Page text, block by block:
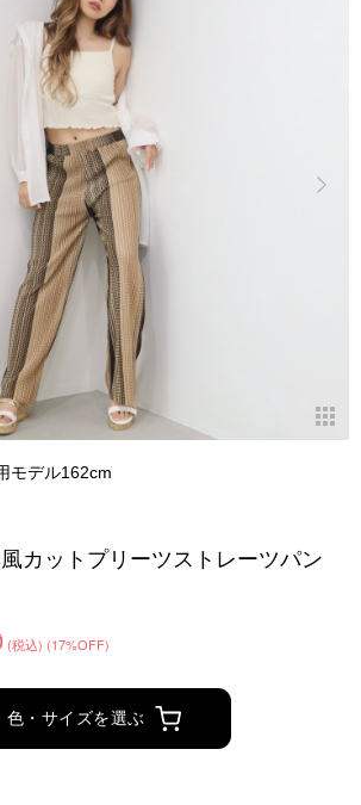
モデル162cm
カットプリーツストレーツパン
(税込) (17%OFF)
色・サイズを選ぶ